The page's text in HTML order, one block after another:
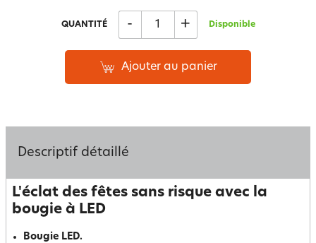
QUANTITÉ - + Disponible
Ajouter au panier
Descriptif détaillé
L'éclat des fêtes sans risque avec la
bougie à LED
Bougie LED.